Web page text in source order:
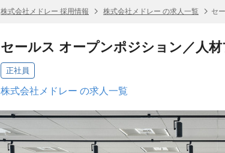
株式会社メドレー 採用情報 株式会社メドレー の求人一覧 セ
セールス オープンポジション／人
正社員
株式会社メドレー の求人一覧